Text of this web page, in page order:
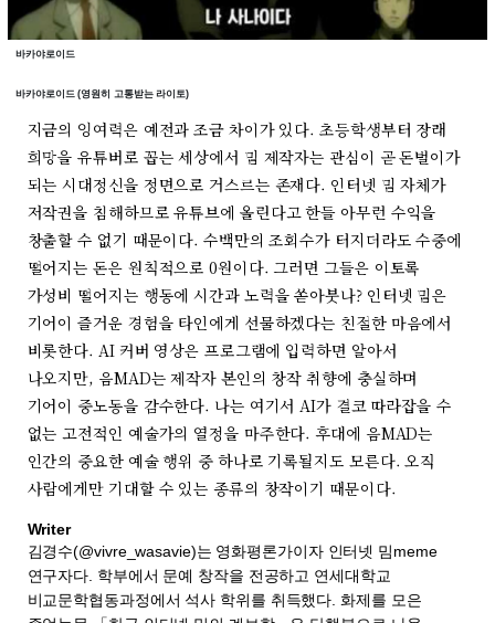
바카야로이드
바카야로이드 (영원히 고통받는 라이토)
지금의 잉여력은 예전과 조금 차이가 있다. 초등학생부터 장래
희망을 유튜버로 꼽는 세상에서 밈 제작자는 관심이 곧 돈벌이가
되는 시대정신을 정면으로 거스르는 존재다. 인터넷 밈 자체가
저작권을 침해하므로 유튜브에 올린다고 한들 아무런 수익을
창출할 수 없기 때문이다. 수백만의 조회수가 터지더라도 수중에
떨어지는 돈은 원칙적으로 0원이다. 그러면 그들은 이토록
가성비 떨어지는 행동에 시간과 노력을 쏟아붓나? 인터넷 밈은
기어이 즐거운 경험을 타인에게 선물하겠다는 친절한 마음에서
비롯한다. AI 커버 영상은 프로그램에 입력하면 알아서
나오지만, 음MAD는 제작자 본인의 창작 취향에 충실하며
기어이 중노동을 감수한다. 나는 여기서 AI가 결코 따라잡을 수
없는 고전적인 예술가의 열정을 마주한다. 후대에 음MAD는
인간의 중요한 예술 행위 중 하나로 기록될지도 모른다. 오직
사람에게만 기대할 수 있는 종류의 창작이기 때문이다.
Writer
김경수(@vivre_wasavie)는 영화평론가이자 인터넷 밈meme
연구자다. 학부에서 문예 창작을 전공하고 연세대학교
비교문학협동과정에서 석사 학위를 취득했다. 화제를 모은